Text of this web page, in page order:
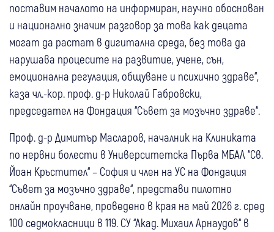
поставим началото на информиран, научно обоснован
и национално значим разговор за това как децата
могат да растат в дигитална среда, без това да
нарушава процесите на развитие, учене, сън,
емоционална регулация, общуване и психично здраве“,
каза чл.-кор. проф. д-р Николай Габровски,
председател на Фондация “Съвет за мозъчно здраве“.
Проф. д-р Димитър Масларов, началник на Клиниката
по нервни болести в Университетска Първа МБАЛ “Св.
Йоан Кръстител“ – София и член на УС на Фондация
“Съвет за мозъчно здраве“, представи пилотно
онлайн проучване, проведено в края на май 2026 г. сред
100 седмокласници в 119. СУ “Акад. Михаил Арнаудов“ в